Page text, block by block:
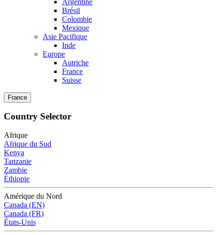
Brésil
Colombie
Mexique
Asie Pacifique
Inde
Europe
Autriche
France
Suisse
France
Country Selector
Afrique
Afrique du Sud
Kenya
Tanzanie
Zambie
Éthiopie
Amérique du Nord
Canada (EN)
Canada (FR)
États-Unis